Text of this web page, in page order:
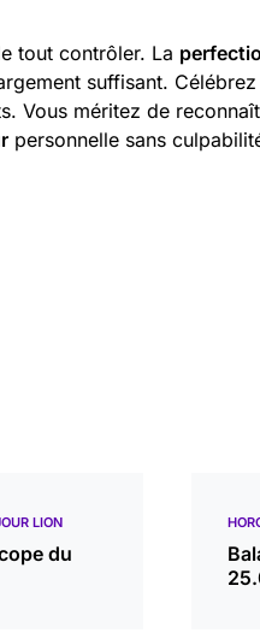
tout contrôler. La
suffisant.
Vous méritez de
personnelle sans
LION
du